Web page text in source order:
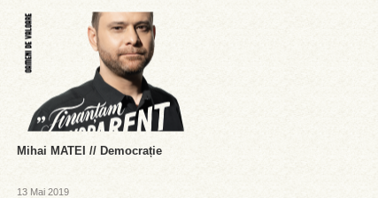
Mihai MATEI // Democrație
13 Mai 2019